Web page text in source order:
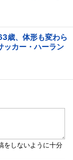
歳、体形も変わら
ッカー・ハーラン